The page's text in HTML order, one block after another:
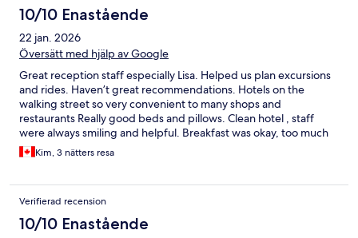
10/10 Enastående
22 jan. 2026
Översätt med hjälp av Google
Great reception staff especially Lisa. Helped us plan excursions
and rides. Haven’t great recommendations. Hotels on the
walking street so very convenient to many shops and
restaurants Really good beds and pillows. Clean hotel , staff
were always smiling and helpful. Breakfast was okay, too much
local but you could ask for an omelet. We would stay here again.
Kim, 3 nätters resa
Verifierad recension
10/10 Enastående